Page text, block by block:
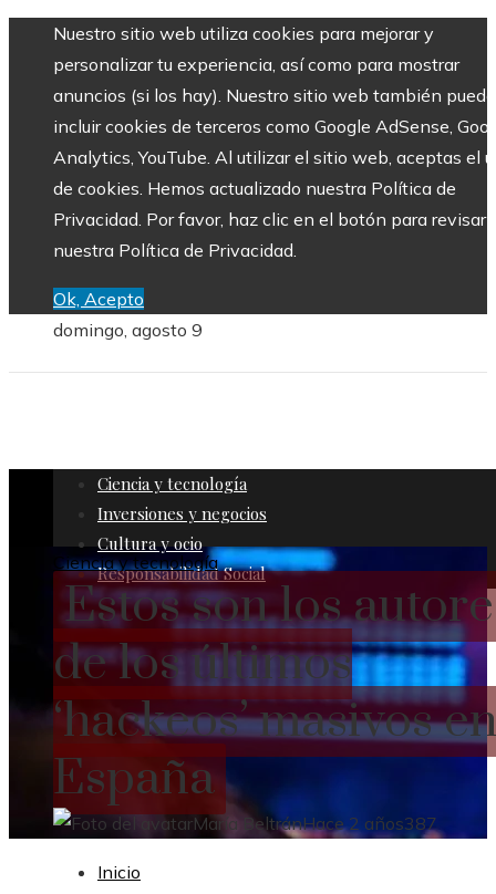
Nuestro sitio web utiliza cookies para mejorar y
personalizar tu experiencia, así como para mostrar
anuncios (si los hay). Nuestro sitio web también puede
incluir cookies de terceros como Google AdSense,
Analytics, YouTube. Al utilizar el sitio web, aceptas el
de cookies. Hemos actualizado nuestra Política de
Privacidad. Por favor, haz clic en el botón para revisar
nuestra Política de Privacidad.
Ok, Acepto
domingo, agosto 9
Ciencia y tecnología
Inversiones y negocios
Cultura y ocio
Responsabilidad Social
Ciencia y tecnología
Estos son los
de los últimos
‘hackeos’ masivos
España
María BeltránHace 2 años387
Inicio